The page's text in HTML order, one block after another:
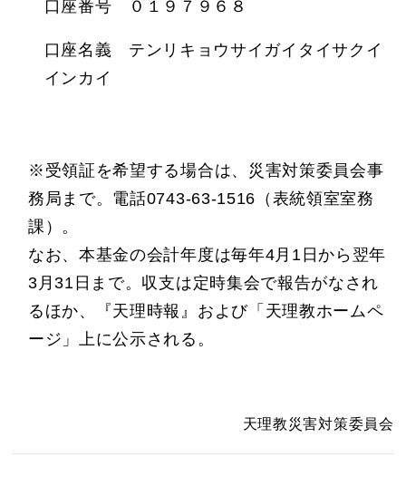
口座番号 ０１９７９６８
口座名義 テンリキョウサイガイタイサクイ
インカイ
※受領証を希望する場合は、災害対策委員会事
務局まで。電話0743-63-1516（表統領室室務
課）。
なお、本基金の会計年度は毎年4月1日から翌年
3月31日まで。収支は定時集会で報告がなされ
るほか、『天理時報』および「天理教ホームペ
ージ」上に公示される。
天理教災害対策委員会